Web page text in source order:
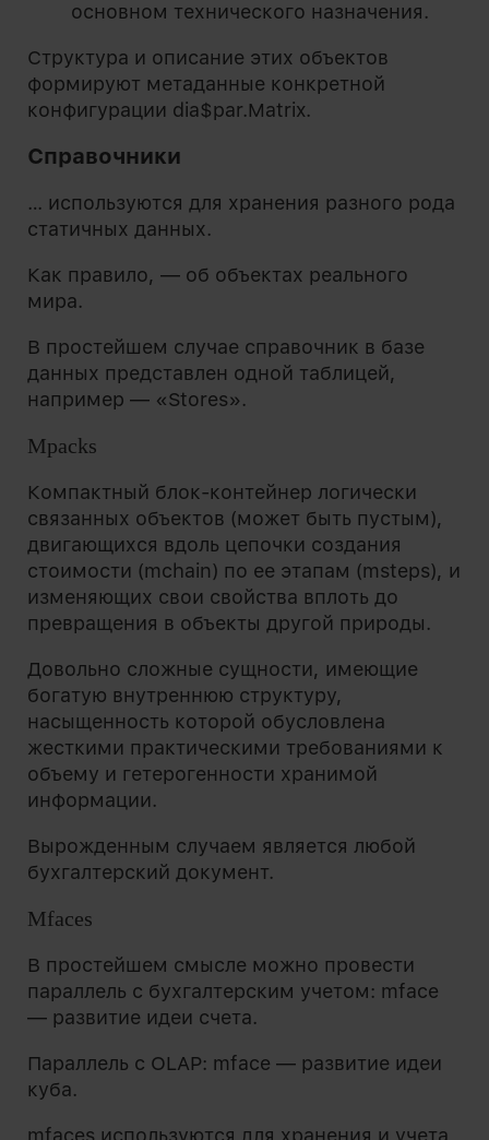
основном технического назначения.
Структура и описание этих объектов
формируют метаданные конкретной
конфигурации dia$par.Matrix.
Справочники
… используются для хранения разного рода
статичных данных.
Как правило, — об объектах реального
мира.
В простейшем случае справочник в базе
данных представлен одной таблицей,
например — «Stores».
Mpacks
Компактный блок-контейнер логически
связанных объектов (может быть пустым),
двигающихся вдоль цепочки создания
стоимости (mchain) по ее этапам (msteps), и
изменяющих свои свойства вплоть до
превращения в объекты другой природы.
Довольно сложные сущности, имеющие
богатую внутреннюю структуру,
насыщенность которой обусловлена
жесткими практическими требованиями к
объему и гетерогенности хранимой
информации.
Вырожденным случаем является любой
бухгалтерский документ.
Mfaces
В простейшем смысле можно провести
параллель с бухгалтерским учетом: mface
— развитие идеи счета.
Параллель с OLAP: mface — развитие идеи
куба.
mfaces используются для хранения и учета